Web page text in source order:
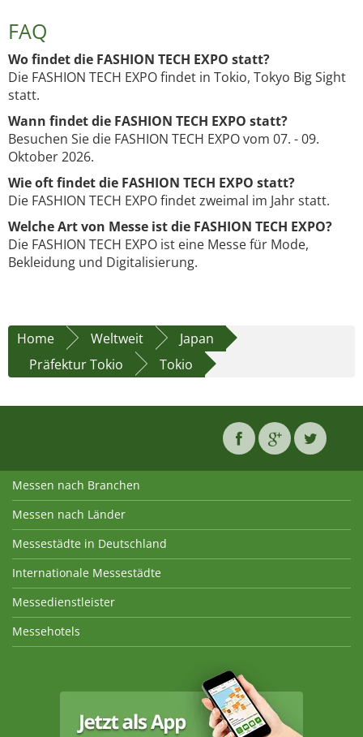
FAQ
Wo findet die FASHION TECH EXPO statt?
Die FASHION TECH EXPO findet in Tokio, Tokyo Big Sight
statt.
Wann findet die FASHION TECH EXPO statt?
Besuchen Sie die FASHION TECH EXPO vom 07. - 09.
Oktober 2026.
Wie oft findet die FASHION TECH EXPO statt?
Die FASHION TECH EXPO findet zweimal im Jahr statt.
Welche Art von Messe ist die FASHION TECH EXPO?
Die FASHION TECH EXPO ist eine Messe für Mode,
Bekleidung und Digitalisierung.
Home Weltweit
Japan
Präfektur Tokio
Tokio
Messen nach Branchen
Messen nach Länder
Messestädte in Deutschland
Internationale Messestädte
Messedienstleister
Messehotels